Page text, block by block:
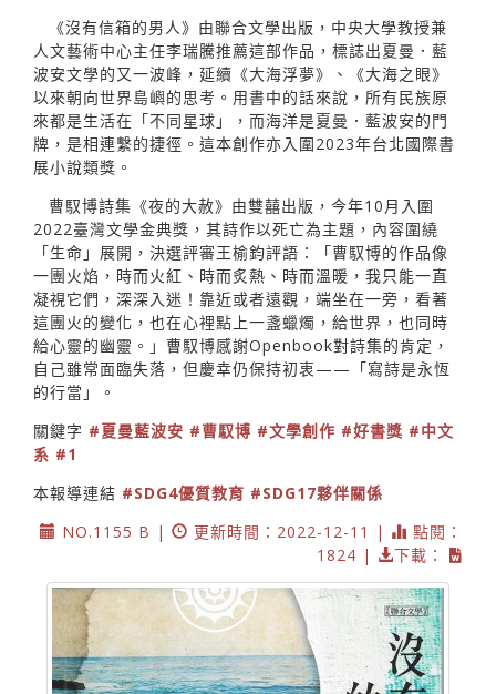
《沒有信箱的男人》由聯合文學出版，中央大學教授兼
人文藝術中心主任李瑞騰推薦這部作品，標誌出夏曼．藍
波安文學的又一波峰，延續《大海浮夢》、《大海之眼》
以來朝向世界島嶼的思考。用書中的話來說，所有民族原
來都是生活在「不同星球」，而海洋是夏曼．藍波安的門
牌，是相連繫的捷徑。這本創作亦入圍2023年台北國際書
展小說類獎。
曹馭博詩集《夜的大赦》由雙囍出版，今年10月入圍
2022臺灣文學金典獎，其詩作以死亡為主題，內容圍繞
「生命」展開，決選評審王榆鈞評語：「曹馭博的作品像
一團火焰，時而火紅、時而炙熱、時而溫暖，我只能一直
凝視它們，深深入迷！靠近或者遠觀，端坐在一旁，看著
這團火的變化，也在心裡點上一盞蠟燭，給世界，也同時
給心靈的幽靈。」曹馭博感謝Openbook對詩集的肯定，
自己雖常面臨失落，但慶幸仍保持初衷——「寫詩是永恆
的行當」。
關鍵字 #夏曼藍波安 #曹馭博 #文學創作 #好書獎 #中文
系 #1
本報導連結 #SDG4優質教育 #SDG17夥伴關係
NO.1155 B |
更新時間：2022-12-11 |
點閱：
1824 |
下載：